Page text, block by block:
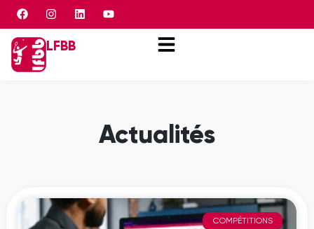
Panneau de gestion des cookies
LFBB
Actualités
COMPÉTITIONS